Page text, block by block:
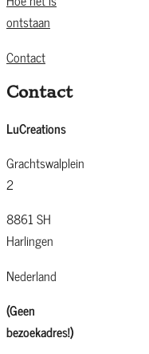
ontstaan
Contact
Contact
LuCreations
Grachtswalplein
2
8861 SH
Harlingen
Nederland
(Geen
bezoekadres!)